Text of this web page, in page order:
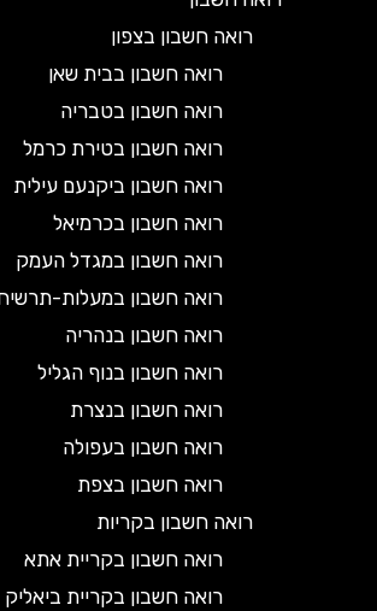
רואה חשבון בצפון
רואה חשבון בבית שאן
רואה חשבון בטבריה
רואה חשבון בטירת כרמל
רואה חשבון ביקנעם עילית
רואה חשבון בכרמיאל
רואה חשבון במגדל העמק
רואה חשבון במעלות-תרשיחא
רואה חשבון בנהריה
רואה חשבון בנוף הגליל
רואה חשבון בנצרת
רואה חשבון בעפולה
רואה חשבון בצפת
רואה חשבון בקריות
רואה חשבון בקריית אתא
רואה חשבון בקריית ביאליק